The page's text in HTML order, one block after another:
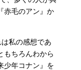
赤毛のアン』か
私の感想であ
もちろんわから
少年コナン』を